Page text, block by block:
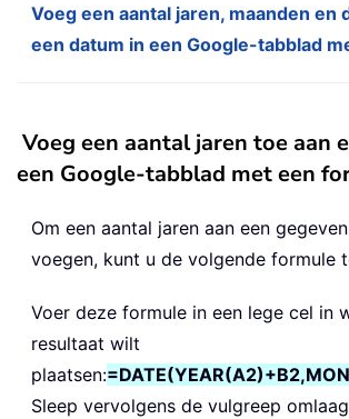
Voeg een aantal jaren, maanden en
een datum in een Google-tabblad
Voeg een aantal jaren toe aan
een Google-tabblad met een
Om een aantal jaren aan een
voegen, kunt u de volgende formule
Voer deze formule in een lege cel in
resultaat wilt
plaatsen:
Sleep vervolgens de vulgreep